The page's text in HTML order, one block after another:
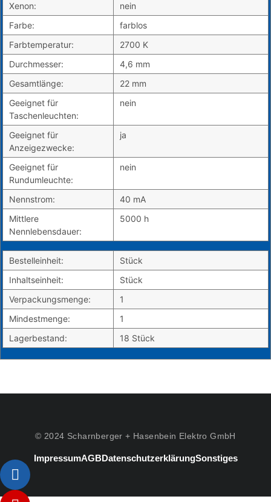
Xenon:
nein
Farbe:
farblos
Farbtemperatur:
2700 K
Durchmesser:
4,6 mm
Gesamtlänge:
22 mm
Geeignet für
Taschenleuchten:
nein
Geeignet für
Anzeigezwecke:
ja
Geeignet für
Rundumleuchte:
nein
Nennstrom:
40 mA
Mittlere
Nennlebensdauer:
5000 h
Bestelleinheit:
Stück
Inhaltseinheit:
Stück
Verpackungsmenge:
1
Mindestmenge:
1
Lagerbestand:
18 Stück
© 2024 Scharnberger + Hasenbein Elektro GmbH
ImpressumAGBDatenschutzerklärungSonstiges